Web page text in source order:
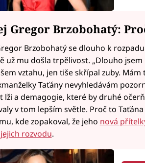
Gregor Brzobohatý:
Brzobohatý se dlouho k
už mu došla trpělivost. „Dlouho
vztahu, jen tiše skřípal zuby.
Taťány nevyhledávám
lži a demagogie, které by druhé
v tom lepším světle. Proč to
kde zopakoval, že jeho nová
rozvodu.